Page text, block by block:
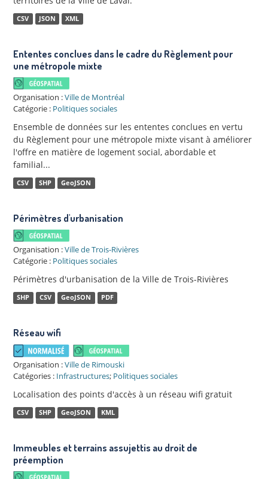
CSV JSON XML
Ententes conclues dans le cadre du Règlement pour
une métropole mixte
Organisation :Ville de Montréal
Catégorie : Politiques sociales
Ensemble de données sur les ententes conclues en vertu
du Règlement pour une métropole mixte visant à améliorer
l'offre en matière de logement social, abordable et
familial...
CSV SHP GeoJSON
Périmètres d'urbanisation
Organisation :Ville de Trois-Rivières
Catégorie : Politiques sociales
Périmètres d'urbanisation de la Ville de Trois-Rivières
SHP CSV GeoJSON PDF
Réseau wifi
Organisation :Ville de Rimouski
Catégories : Infrastructures; Politiques sociales
Localisation des points d'accès à un réseau wifi gratuit
CSV SHP GeoJSON KML
Immeubles et terrains assujettis au droit de
préemption